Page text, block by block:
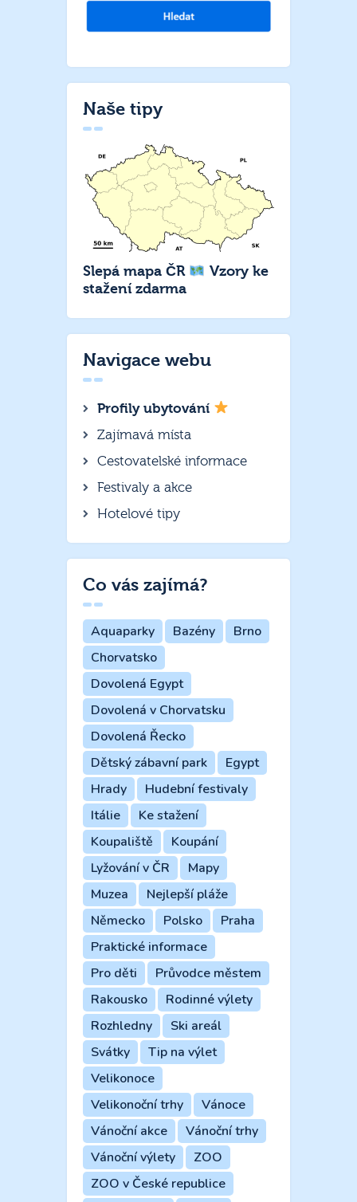
Naše tipy
Slepá mapa ČR
Vzory ke
stažení zdarma
Navigace webu
Profily ubytování
Zajímavá místa
Cestovatelské informace
Festivaly a akce
Hotelové tipy
Co vás zajímá?
Aquaparky Bazény
Brno
Chorvatsko
Dovolená Egypt
Dovolená v Chorvatsku
Dovolená Řecko
Dětský zábavní park
Egypt
Hrady
Hudební festivaly
Itálie
Ke stažení
Koupaliště
Koupání
Lyžování v ČR
Mapy
Muzea
Nejlepší pláže
Německo
Polsko
Praha
Praktické informace
Pro děti
Průvodce městem
Rakousko
Rodinné výlety
Rozhledny
Ski areál
Svátky
Tip na výlet
Velikonoce
Velikonoční trhy
Vánoce
Vánoční akce
Vánoční trhy
Vánoční výlety
ZOO
ZOO v České republice